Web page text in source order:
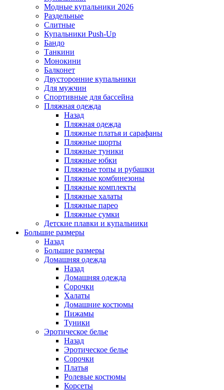
Модные купальники 2026
Раздельные
Слитные
Купальники Push-Up
Бандо
Танкини
Монокини
Балконет
Двусторонние купальники
Для мужчин
Спортивные для бассейна
Пляжная одежда
Назад
Пляжная одежда
Пляжные платья и сарафаны
Пляжные шорты
Пляжные туники
Пляжные юбки
Пляжные топы и рубашки
Пляжные комбинезоны
Пляжные комплекты
Пляжные халаты
Пляжные парео
Пляжные сумки
Детские плавки и купальники
Большие размеры
Назад
Большие размеры
Домашняя одежда
Назад
Домашняя одежда
Сорочки
Халаты
Домашние костюмы
Пижамы
Туники
Эротическое белье
Назад
Эротическое белье
Сорочки
Платья
Ролевые костюмы
Корсеты